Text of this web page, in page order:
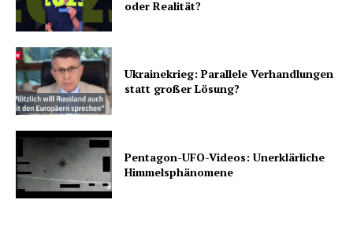
oder Realität?
Ukrainekrieg: Parallele Verhandlungen
statt großer Lösung?
Pentagon-UFO-Videos: Unerklärliche
Himmelsphänomene